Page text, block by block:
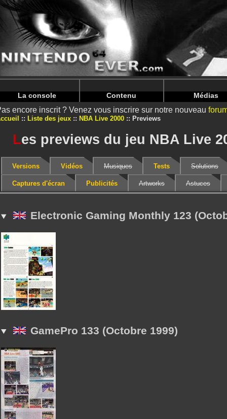
Warning: Undefined array key "HTTP_REFERER" in /
Warning: Undefined array key "HTTP_REFERER" in /
La console Contenu Médias
encore inscrit ? Venez vous inscrire sur notre nouveau
Liste des jeux NBA Live 2000 Previews
Les previews du jeu NBA Live
Versions Vidéos Musiques Tests Solutions
Captures d'écran Publicités Artworks Astuces
Electronic Gaming Monthly 123
GamePro 133 (Octobre 1999)